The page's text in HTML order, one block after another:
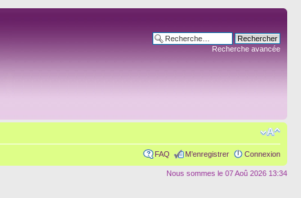
Recherche avancée
FAQ M’enregistrer Connexion
Nous sommes le 07 Aoû 2026 13:34